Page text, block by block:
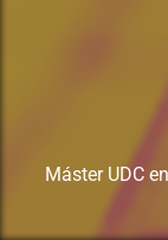
Máster UDC